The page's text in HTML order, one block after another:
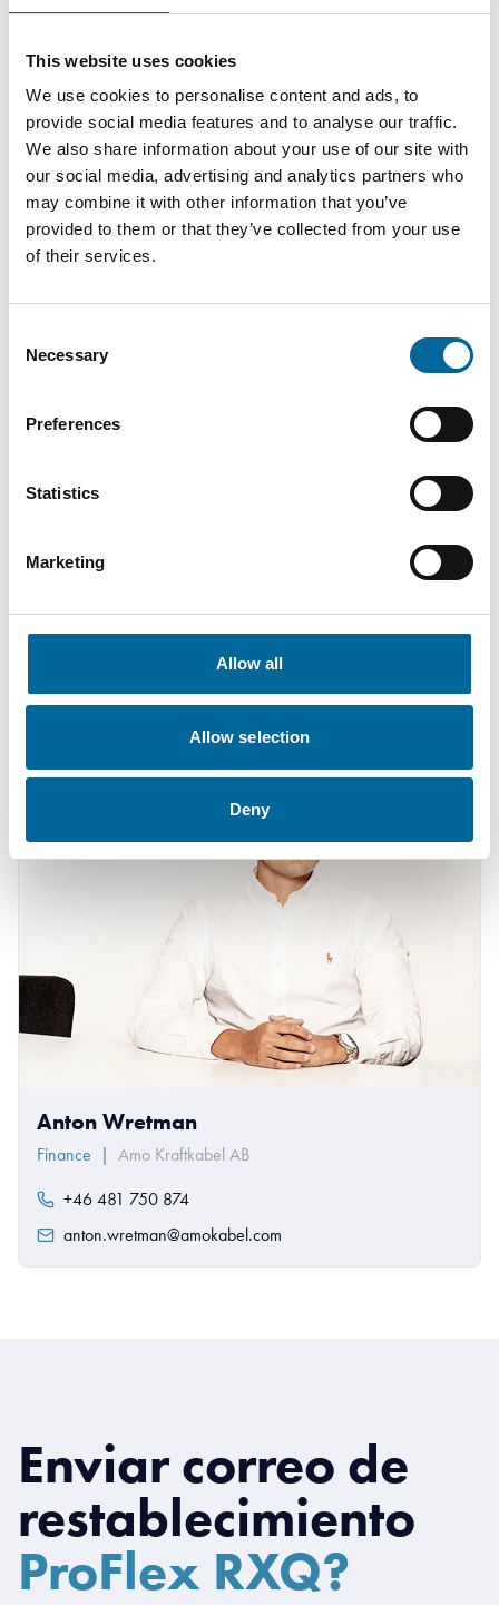
This website uses cookies
We use cookies to personalise content and ads, to
provide social media features and to analyse our traffic.
We also share information about your use of our site with
our social media, advertising and analytics partners who
may combine it with other information that you’ve
provided to them or that they’ve collected from your use
of their services.
Selection
Necessary
Preferences
Statistics
Marketing
Allow all
Allow selection
Deny
Contacta con nuestros
especialistas
fredrik.karlsson@amokabel.com
Anton Wretman
Finance | Amo Kraftkabel AB
+46 481 750 874
anton.wretman@amokabel.com
Enviar correo de
restablecimiento
ProFlex RXQ?